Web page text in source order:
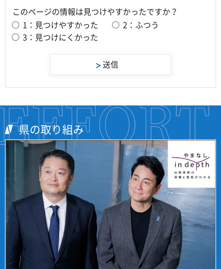
このページの情報は見つけやすかったですか？
1：見つけやすかった
2：ふつう
3：見つけにくかった
県の取り組み